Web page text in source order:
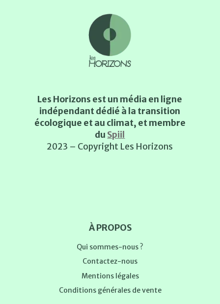
Les Horizons est un média en ligne
indépendant dédié à la transition
écologique et au climat, et membre
du Spiil
2023 – Copyright Les Horizons
À PROPOS
Qui sommes-nous ?
Contactez-nous
Mentions légales
Conditions générales de vente